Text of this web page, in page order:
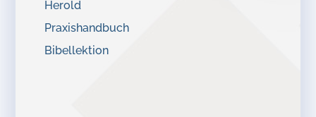
Herold
Praxishandbuch
Bibellektion